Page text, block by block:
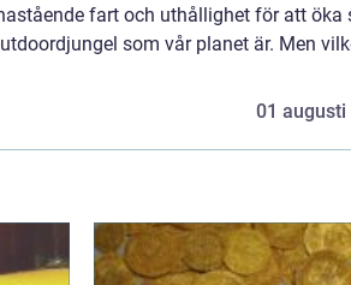
fart och uthållighet för att öka
som vår planet är. Men
01 augusti